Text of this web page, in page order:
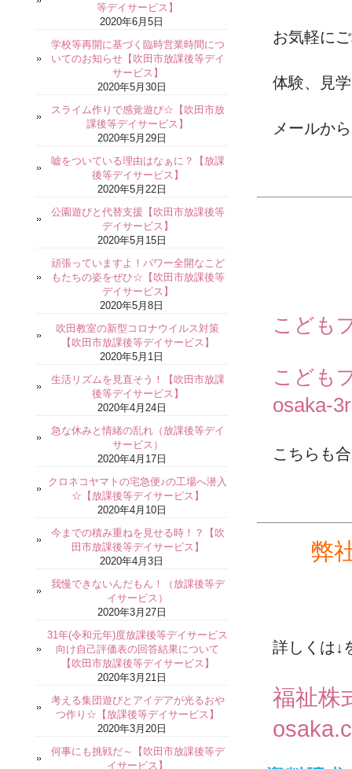
お気軽に
体験、見
メールか
こども
こども
osaka-
こちらも
弊
詳しくは↓
福祉株
等デイサービス】
2020年6月5日
学校等再開に基づく臨時営業時間につ
いてのお知らせ【吹田市放課後等デイ
サービス】
2020年5月30日
スライム作りで感覚遊び☆【吹田市放
課後等デイサービス】
2020年5月29日
嘘をついている理由はなぁに？【放課
後等デイサービス】
2020年5月22日
公園遊びと代替支援【吹田市放課後等
デイサービス】
2020年5月15日
頑張っていますよ！パワー全開なこど
もたちの姿をぜひ☆【吹田市放課後等
デイサービス】
2020年5月8日
吹田教室の新型コロナウイルス対策
【吹田市放課後等デイサービス】
2020年5月1日
生活リズムを見直そう！【吹田市放課
後等デイサービス】
2020年4月24日
急な休みと情緒の乱れ（放課後等デイ
サービス）
2020年4月17日
クロネコヤマトの宅急便♪の工場へ潜入
☆【放課後等デイサービス】
2020年4月10日
今までの積み重ねを見せる時！？【吹
田市放課後等デイサービス】
2020年4月3日
我慢できないんだもん！（放課後等デ
イサービス）
2020年3月27日
31年(令和元年)度放課後等デイサービス
向け自己評価表の回答結果について
【吹田市放課後等デイサービス】
2020年3月21日
考える集団遊びとアイデアが光るおや
つ作り☆【放課後等デイサービス】
2020年3月20日
何事にも挑戦だ～【吹田市放課後等デ
イサービス】